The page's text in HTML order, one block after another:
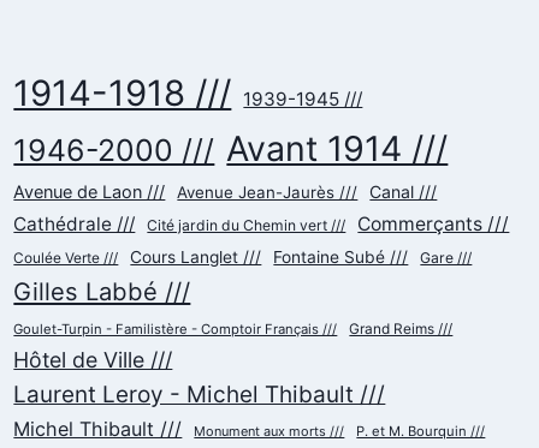
1914-1918 /// 1939-1945 ///
1946-2000 /// Avant 1914 ///
Avenue de Laon /// Avenue Jean-Jaurès /// Canal ///
Cathédrale /// Cité jardin du Chemin vert /// Commerçants ///
Coulée Verte /// Cours Langlet /// Fontaine Subé /// Gare ///
Gilles Labbé ///
Goulet-Turpin - Familistère - Comptoir Français /// Grand Reims ///
Hôtel de Ville ///
Laurent Leroy - Michel Thibault ///
Michel Thibault /// Monument aux morts /// P. et M. Bourquin ///